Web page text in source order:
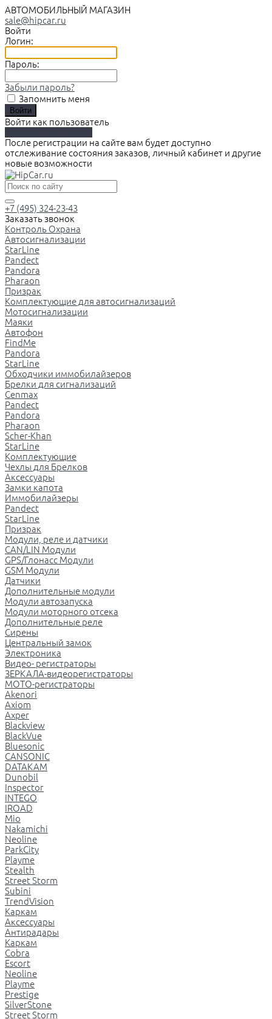
АВТОМОБИЛЬНЫЙ МАГАЗИН
sale@hipcar.ru
Войти
Логин:
Пароль:
Забыли пароль?
Запомнить меня
Войти как пользователь
После регистрации на сайте вам будет доступно
отслеживание состояния заказов, личный кабинет и другие
новые возможности
+7 (495) 324-23-43
Заказать звонок
Контроль Охрана
Автосигнализации
StarLine
Pandect
Pandora
Pharaon
Призрак
Комплектующие для автосигнализаций
Мотосигнализации
Маяки
Автофон
FindMe
Pandora
StarLine
Обходчики иммобилайзеров
Брелки для сигнализаций
Cenmax
Pandect
Pandora
Pharaon
Scher-Khan
StarLine
Комплектующие
Чехлы для Брелков
Аксессуары
Замки капота
Иммобилайзеры
Pandect
StarLine
Призрак
Модули, реле и датчики
CAN/LIN Модули
GPS/Глонасс Модули
GSM Модули
Датчики
Дополнительные модули
Модули автозапуска
Модули моторного отсека
Дополнительные реле
Сирены
Центральный замок
Электроника
Видео- регистраторы
ЗЕРКАЛА-видеорегистраторы
МОТО-регистраторы
Akenori
Axiom
Axper
Blackview
BlackVue
Bluesonic
CANSONIC
DATAKAM
Dunobil
Inspector
INTEGO
IROAD
Mio
Nakamichi
Neoline
ParkCity
Playme
Stealth
Street Storm
Subini
TrendVision
Каркам
Аксессуары
Антирадары
Каркам
Cobra
Escort
Neoline
Playme
Prestige
SilverStone
Street Storm